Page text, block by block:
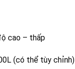
cao – thấp
(có thể tùy chỉnh)